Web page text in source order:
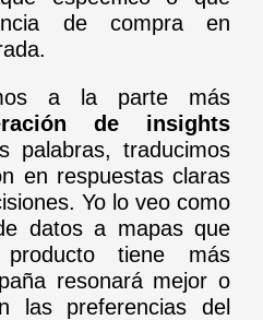
de compra en
a la parte más
de insights
palabras, traducimos
en respuestas claras
Yo lo veo como
datos a mapas que
tiene más
resonará mejor o
las preferencias del